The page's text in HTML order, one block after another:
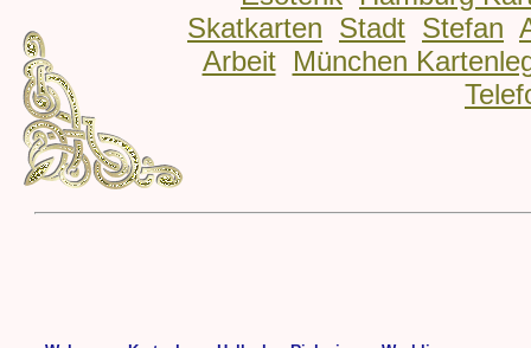
Skatkarten Stadt Stefan
Arbeit
München